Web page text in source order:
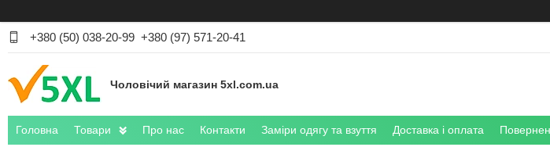
+380 (50) 038-20-99 +380 (97) 571-20-41
Чоловічий магазин 5xl.com.ua
Головна Товари Про нас Контакти Заміри одягу та взуття Доставка і оплата